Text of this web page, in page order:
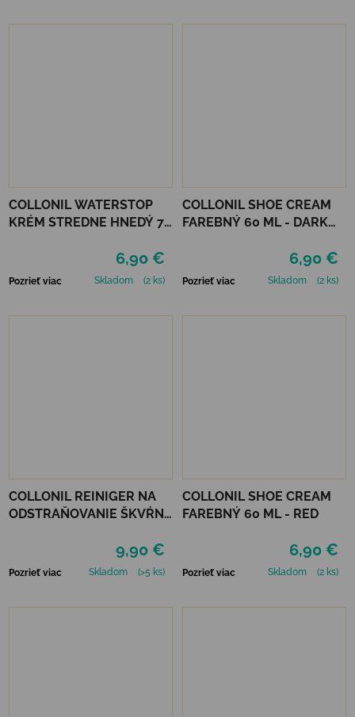
COLLONIL WATERSTOP
KRÉM STREDNE HNEDÝ 75
6,90 €
Pozrieť viac Skladom (2 ks)
COLLONIL SHOE CREAM
FAREBNÝ 60 ML - DARK
6,90 €
Pozrieť viac Skladom (2 ks)
COLLONIL REINIGER NA
ODSTRAŇOVANIE ŠKVŔN
9,90 €
Pozrieť viac Skladom (>5 ks)
COLLONIL SHOE CREAM
FAREBNÝ 60 ML - RED
6,90 €
Pozrieť viac Skladom (2 ks)